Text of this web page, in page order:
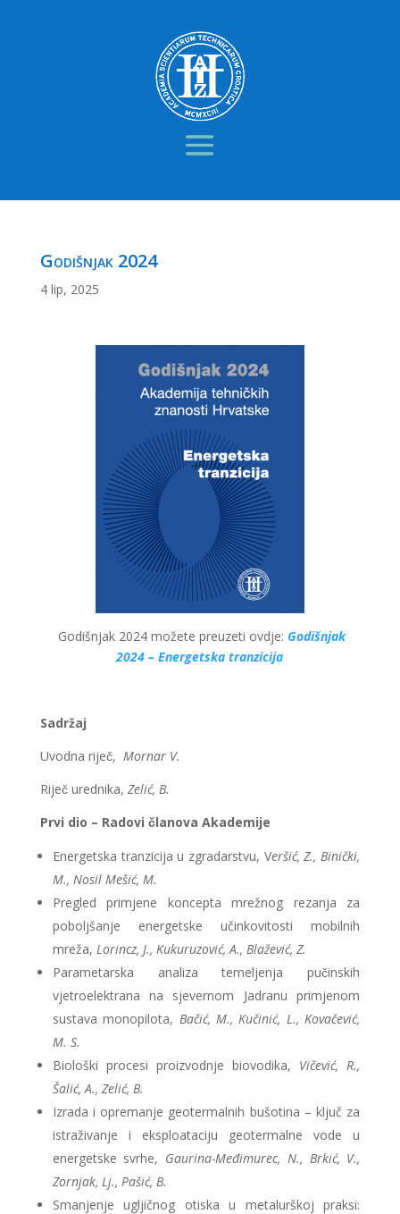
Godišnjak 2024
4 lip, 2025
Godišnjak 2024 možete preuzeti ovdje: Godišnjak
2024 – Energetska tranzicija
Sadržaj
Uvodna riječ, Mornar V.
Riječ urednika, Zelić, B.
Prvi dio – Radovi članova Akademije
Energetska tranzicija u zgradarstvu, Veršić, Z., Binički,
M., Nosil Mešić, M.
Pregled primjene koncepta mrežnog rezanja za
poboljšanje energetske učinkovitosti mobilnih
mreža, Lorincz, J., Kukuruzović, A., Blažević, Z.
Parametarska analiza temeljenja pučinskih
vjetroelektrana na sjevernom Jadranu primjenom
sustava monopilota, Bačić, M., Kučinić, L., Kovačević,
M. S.
Biološki procesi proizvodnje biovodika, Vičević, R.,
Šalić, A., Zelić, B.
Izrada i opremanje geotermalnih bušotina – ključ za
istraživanje i eksploataciju geotermalne vode u
energetske svrhe, Gaurina-Međimurec, N., Brkić, V.,
Zornjak, Lj., Pašić, B.
Smanjenje ugljičnog otiska u metalurškoj praksi: